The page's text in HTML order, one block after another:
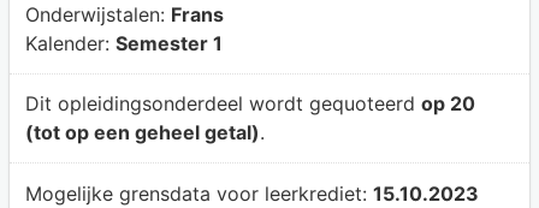
Onderwijstalen: Frans
Kalender: Semester 1
Dit opleidingsonderdeel wordt gequoteerd op 20
(tot op een geheel getal).
Mogelijke grensdata voor leerkrediet: 15.10.2023